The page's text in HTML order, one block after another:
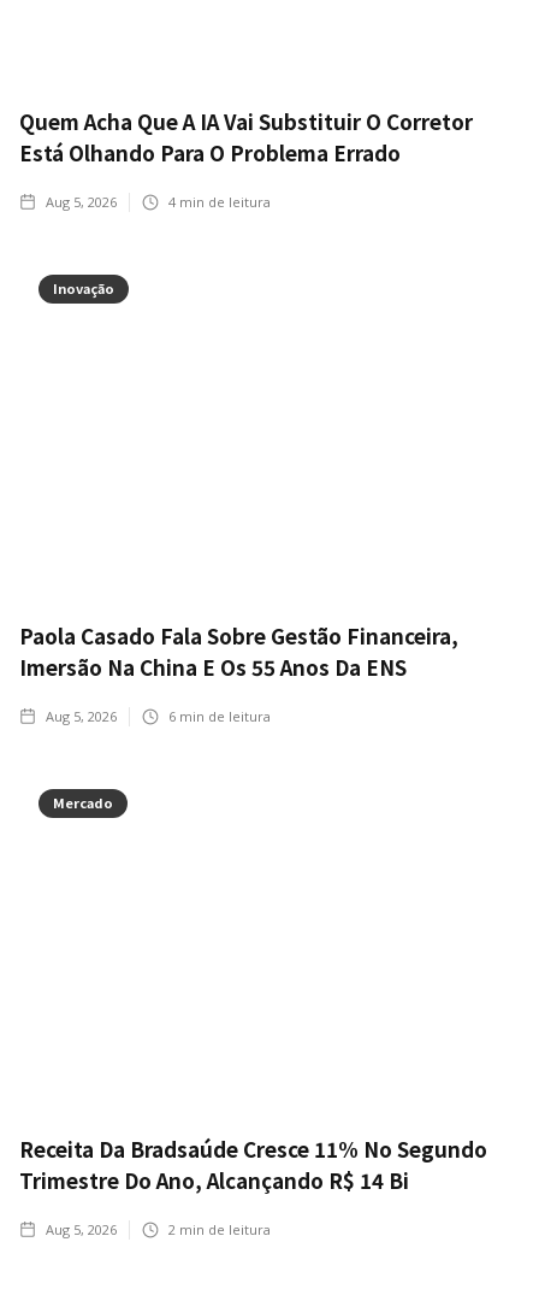
Quem Acha Que A IA Vai Substituir O Corretor
Está Olhando Para O Problema Errado
Aug 5, 2026 4 min de leitura
Inovação
Paola Casado Fala Sobre Gestão Financeira,
Imersão Na China E Os 55 Anos Da ENS
Aug 5, 2026 6 min de leitura
Mercado
Receita Da Bradsaúde Cresce 11% No Segundo
Trimestre Do Ano, Alcançando R$ 14 Bi
Aug 5, 2026 2 min de leitura